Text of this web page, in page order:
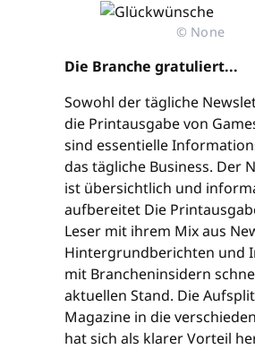
© None
Die Branche gratuliert...
Sowohl der tägliche
die Printausgabe von
sind essentielle
das tägliche Business. Der
ist übersichtlich und
aufbereitet Die
Leser mit ihrem Mix aus
Hintergrundberichten und
mit Brancheninsidern
aktuellen Stand. Die
Magazine in die
hat sich als klarer Vorteil